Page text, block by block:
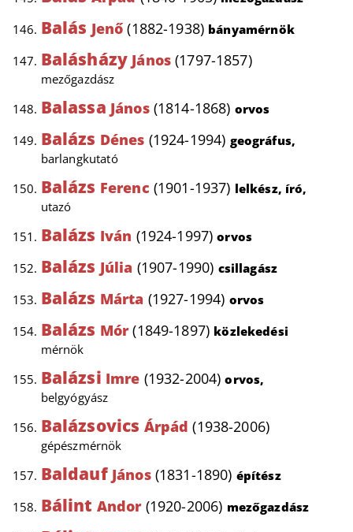
Balás Jenő(1882-1938) bányamérnök
Balásházy János(1797-1857)
mezőgazdász
Balassa János (1814-1868) orvos
Balázs Dénes (1924-1994) geográfus,
barlangkutató
Balázs Ferenc (1901-1937) lelkész, író,
utazó
Balázs Iván (1924-1997)orvos
Balázs Júlia (1907-1990) csillagász
Balázs Márta (1927-1994) orvos
Balázs Mór(1849-1897) közlekedési
mérnök
Balázsi Imre (1932-2004)orvos,
belgyógyász
Balázsovics Árpád(1938-2006)
gépészmérnök
Baldauf János (1831-1890) építész
Bálint Andor (1920-2006) mezőgazdász